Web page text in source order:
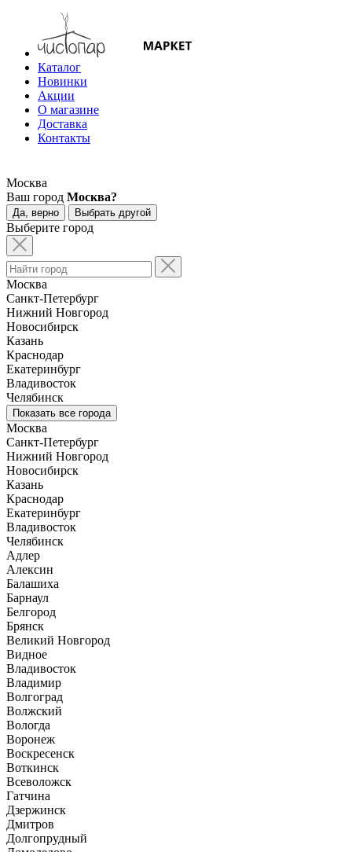
Каталог
Новинки
Акции
О магазине
Доставка
Контакты
Москва
Ваш город Москва?
Да, верно Выбрать другой
Выберите город
Москва
Санкт-Петербург
Нижний Новгород
Новосибирск
Казань
Краснодар
Екатеринбург
Владивосток
Челябинск
Показать все города
Москва
Санкт-Петербург
Нижний Новгород
Новосибирск
Казань
Краснодар
Екатеринбург
Владивосток
Челябинск
Адлер
Алексин
Балашиха
Барнаул
Белгород
Брянск
Великий Новгород
Видное
Владивосток
Владимир
Волгоград
Волжский
Вологда
Воронеж
Воскресенск
Воткинск
Всеволожск
Гатчина
Дзержинск
Дмитров
Долгопрудный